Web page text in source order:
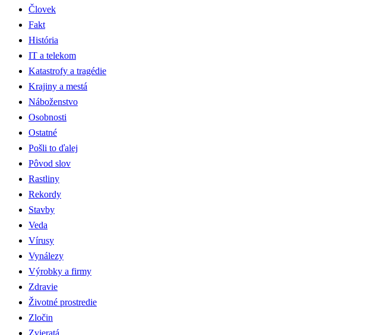
Človek
Fakt
História
IT a telekom
Katastrofy a tragédie
Krajiny a mestá
Náboženstvo
Osobnosti
Ostatné
Pošli to ďalej
Pôvod slov
Rastliny
Rekordy
Stavby
Veda
Vírusy
Vynálezy
Výrobky a firmy
Zdravie
Životné prostredie
Zločin
Zvieratá